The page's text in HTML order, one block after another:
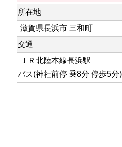
所在地
滋賀県長浜市 三和町
交通
ＪＲ北陸本線長浜駅
バス(神社前停 乗8分 停歩5分)